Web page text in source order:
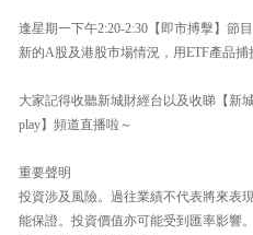
逢星期一下午2:20-2:30【即市搏擊】節
新的A股及港股市場情況，用ETF產品捕
大家記得收聽新城財經台以及收睇【新
play】頻道直播啦～
重要聲明
投資涉及風險。過往業績不代表將來表
能保證。投資價值亦可能受到匯率影響